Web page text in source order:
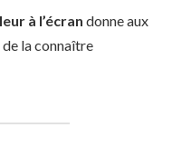
à l’écran donne aux
la connaître